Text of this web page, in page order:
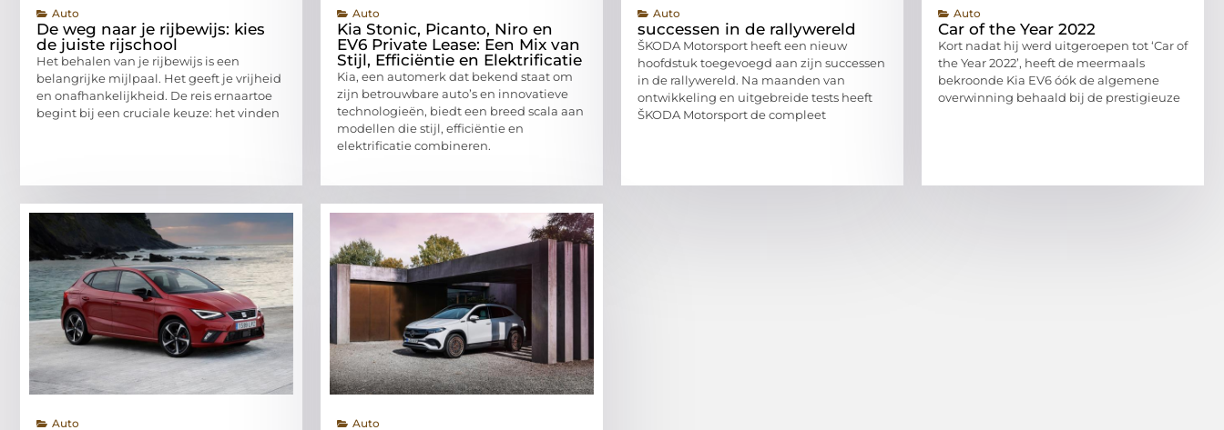
Auto
De weg naar je rijbewijs: kies
de juiste rijschool
Het behalen van je rijbewijs is een
belangrijke mijlpaal. Het geeft je vrijheid
en onafhankelijkheid. De reis ernaartoe
begint bij een cruciale keuze: het vinden
Auto
Kia Stonic, Picanto, Niro en
EV6 Private Lease: Een Mix van
Stijl, Efficiëntie en Elektrificatie
Kia, een automerk dat bekend staat om
zijn betrouwbare auto’s en innovatieve
technologieën, biedt een breed scala aan
modellen die stijl, efficiëntie en
elektrificatie combineren.
Auto
successen in de rallywereld
ŠKODA Motorsport heeft een nieuw
hoofdstuk toegevoegd aan zijn successen
in de rallywereld. Na maanden van
ontwikkeling en uitgebreide tests heeft
ŠKODA Motorsport de compleet
Auto
Car of the Year 2022
Kort nadat hij werd uitgeroepen tot ‘Car of
the Year 2022’, heeft de meermaals
bekroonde Kia EV6 óók de algemene
overwinning behaald bij de prestigieuze
Auto Auto